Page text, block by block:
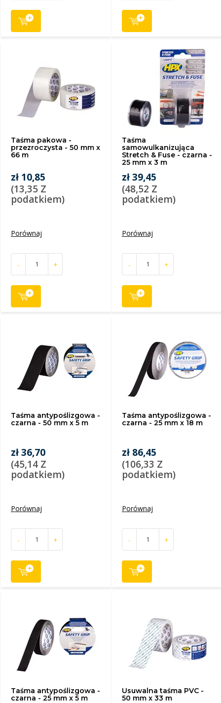
Taśma pakowa -
przezroczysta - 50 mm x
66 m
zł 10,85
(13,35 Z
podatkiem)
Porównaj
- +
Taśma
samowulkanizująca
Stretch & Fuse - czarna -
25 mm x 3 m
zł 39,45
(48,52 Z
podatkiem)
Porównaj
- +
Taśma antypoślizgowa -
czarna - 50 mm x 5 m
zł 36,70
(45,14 Z
podatkiem)
Porównaj
- +
Taśma antypoślizgowa -
czarna - 25 mm x 18 m
zł 86,45
(106,33 Z
podatkiem)
Porównaj
- +
Taśma antypoślizgowa -
czarna - 25 mm x 5 m
Usuwalna taśma PVC -
50 mm x 33 m